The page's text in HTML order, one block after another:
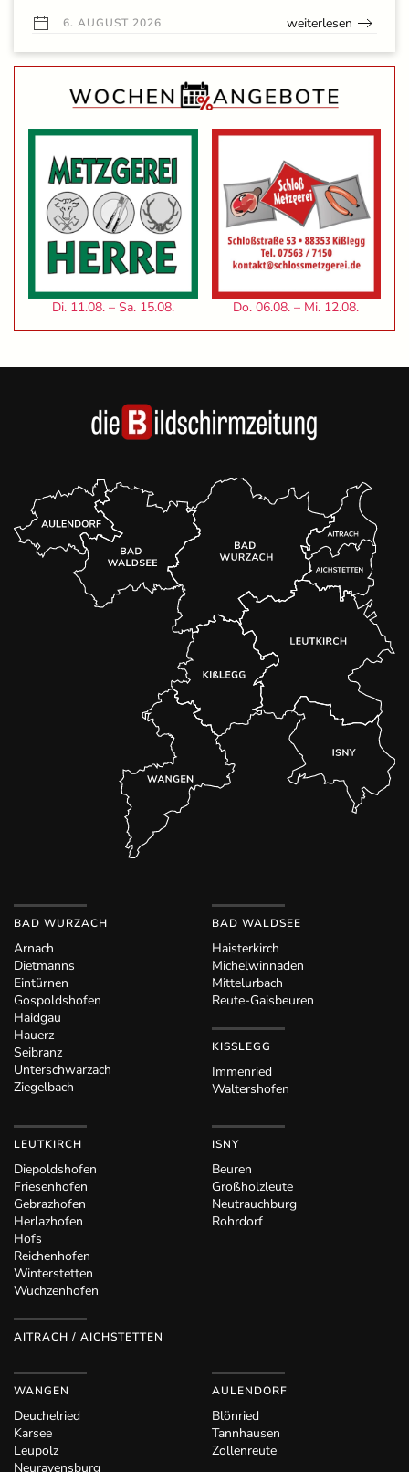
6. AUGUST 2026 weiterlesen
Di. 11.08. – Sa. 15.08. Do. 06.08. – Mi. 12.08.
BAD WURZACH
Arnach
Dietmanns
Eintürnen
Gospoldshofen
Haidgau
Hauerz
Seibranz
Unterschwarzach
Ziegelbach
BAD WALDSEE
Haisterkirch
Michelwinnaden
Mittelurbach
Reute-Gaisbeuren
KISSLEGG
Immenried
Waltershofen
LEUTKIRCH
Diepoldshofen
Friesenhofen
Gebrazhofen
Herlazhofen
Hofs
Reichenhofen
Winterstetten
Wuchzenhofen
AITRACH / AICHSTETTEN
ISNY
Beuren
Großholzleute
Neutrauchburg
Rohrdorf
WANGEN
Deuchelried
Karsee
Leupolz
Neuravensburg
AULENDORF
Blönried
Tannhausen
Zollenreute